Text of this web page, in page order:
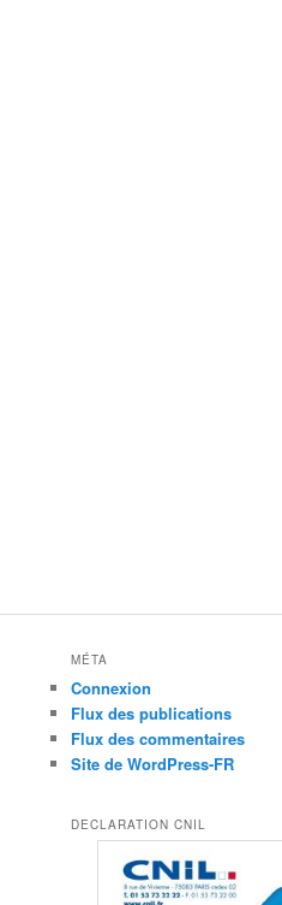
MÉTA
Connexion
Flux des publications
Flux des commentaires
Site de WordPress-FR
DECLARATION CNIL